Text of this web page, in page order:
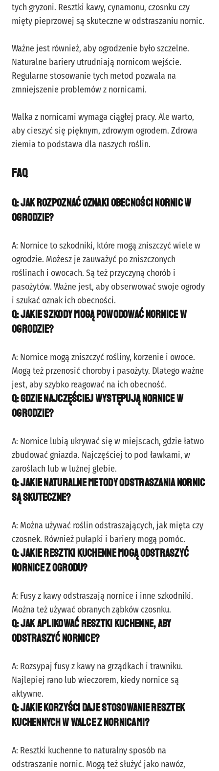
tych gryzoni. Resztki kawy, cynamonu, czosnku czy
mięty pieprzowej są skuteczne w odstraszaniu nornic.
Ważne jest również, aby ogrodzenie było szczelne.
Naturalne bariery utrudniają nornicom wejście.
Regularne stosowanie tych metod pozwala na
zmniejszenie problemów z nornicami.
Walka z nornicami wymaga ciągłej pracy. Ale warto,
aby cieszyć się pięknym, zdrowym ogrodem. Zdrowa
ziemia to podstawa dla naszych roślin.
FAQ
Q: Jak rozpoznać oznaki obecności nornic w
ogrodzie?
A: Nornice to szkodniki, które mogą zniszczyć wiele w
ogrodzie. Możesz je zauważyć po zniszczonych
roślinach i owocach. Są też przyczyną chorób i
pasożytów. Ważne jest, aby obserwować swoje ogrody
i szukać oznak ich obecności.
Q: Jakie szkody mogą powodować nornice w
ogrodzie?
A: Nornice mogą zniszczyć rośliny, korzenie i owoce.
Mogą też przenosić choroby i pasożyty. Dlatego ważne
jest, aby szybko reagować na ich obecność.
Q: Gdzie najczęściej występują nornice w
ogrodzie?
A: Nornice lubią ukrywać się w miejscach, gdzie łatwo
zbudować gniazda. Najczęściej to pod ławkami, w
zaroślach lub w luźnej glebie.
Q: Jakie naturalne metody odstraszania nornic
są skuteczne?
A: Można używać roślin odstraszających, jak mięta czy
czosnek. Również pułapki i bariery mogą pomóc.
Q: Jakie resztki kuchenne mogą odstraszyć
nornice z ogrodu?
A: Fusy z kawy odstraszają nornice i inne szkodniki.
Można też używać obranych ząbków czosnku.
Q: Jak aplikować resztki kuchenne, aby
odstraszyć nornice?
A: Rozsypaj fusy z kawy na grządkach i trawniku.
Najlepiej rano lub wieczorem, kiedy nornice są
aktywne.
Q: Jakie korzyści daje stosowanie resztek
kuchennych w walce z nornicami?
A: Resztki kuchenne to naturalny sposób na
odstraszanie nornic. Mogą też służyć jako nawóz,